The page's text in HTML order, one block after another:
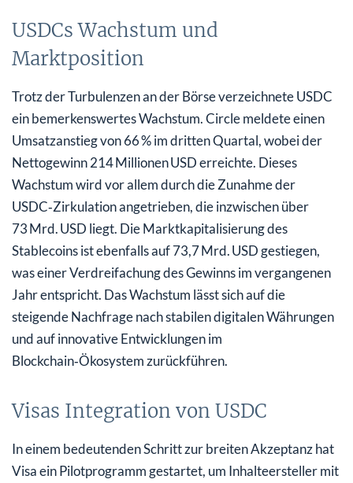
USDCs Wachstum und
Marktposition
Trotz der Turbulenzen an der Börse verzeichnete USDC
ein bemerkenswertes Wachstum. Circle meldete einen
Umsatzanstieg von 66 % im dritten Quartal, wobei der
Nettogewinn 214 Millionen USD erreichte. Dieses
Wachstum wird vor allem durch die Zunahme der
USDC‑Zirkulation angetrieben, die inzwischen über
73 Mrd. USD liegt. Die Marktkapitalisierung des
Stablecoins ist ebenfalls auf 73,7 Mrd. USD gestiegen,
was einer Verdreifachung des Gewinns im vergangenen
Jahr entspricht. Das Wachstum lässt sich auf die
steigende Nachfrage nach stabilen digitalen Währungen
und auf innovative Entwicklungen im
Blockchain‑Ökosystem zurückführen.
Visas Integration von USDC
In einem bedeutenden Schritt zur breiten Akzeptanz hat
Visa ein Pilotprogramm gestartet, um Inhalteersteller mit